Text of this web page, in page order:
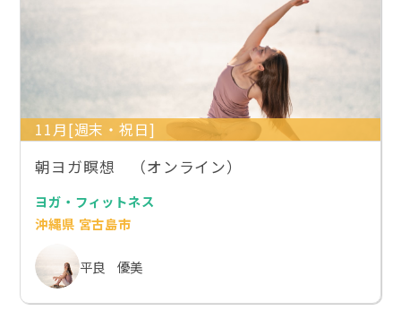
11月[週末・祝日]
朝ヨガ瞑想 （オンライン）
ヨガ・フィットネス
沖縄県 宮古島市
平良 優美